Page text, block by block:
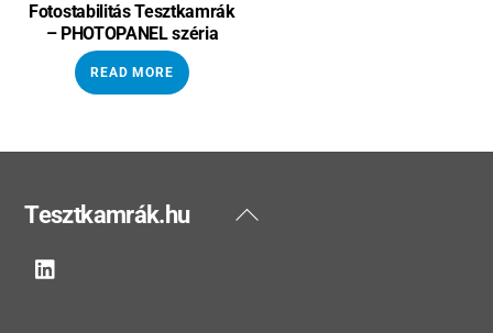
Fotostabilitás Tesztkamrák
– PHOTOPANEL széria
READ MORE
Back
Tesztkamrák.hu